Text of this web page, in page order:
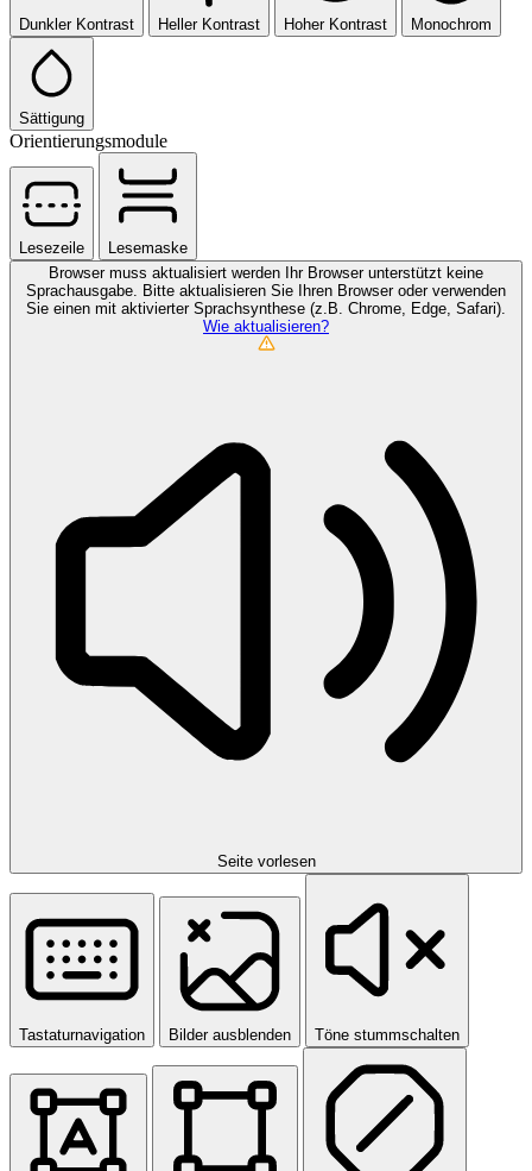
Dunkler Kontrast Heller Kontrast Hoher Kontrast Monochrom
Sättigung
Orientierungsmodule
Lesezeile
Lesemaske
Browser muss aktualisiert werden Ihr Browser unterstützt keine
Sprachausgabe. Bitte aktualisieren Sie Ihren Browser oder verwenden
Sie einen mit aktivierter Sprachsynthese (z.B. Chrome, Edge, Safari).
Wie aktualisieren?
Seite vorlesen
Tastaturnavigation Bilder ausblenden Töne stummschalten